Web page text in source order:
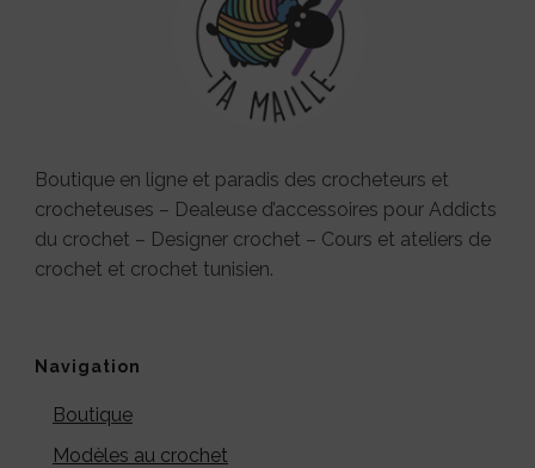
Boutique en ligne et paradis des crocheteurs et
crocheteuses – Dealeuse d’accessoires pour Addicts
du crochet – Designer crochet – Cours et ateliers de
crochet et crochet tunisien.
Navigation
Boutique
Modèles au crochet